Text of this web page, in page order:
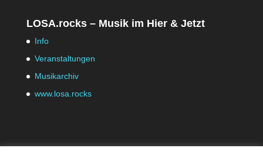
LOSA.rocks – Musik im Hier & Jetzt
Info
Veranstaltungen
Musikarchiv
www.losa.rocks